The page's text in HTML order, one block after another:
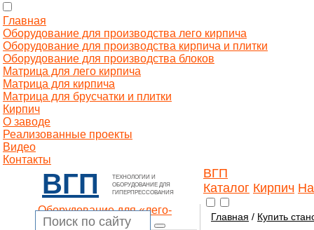
Главная
Оборудование для производства лего кирпича
Оборудование для производства кирпича и плитки
Оборудование для производства блоков
Матрица для лего кирпича
Матрица для кирпича
Матрица для брусчатки и плитки
Кирпич
О заводе
Реализованные проекты
Видео
Контакты
ВГП
ТЕХНОЛОГИИ И
ОБОРУДОВАНИЕ ДЛЯ
ГИПЕРПРЕССОВАНИЯ
ВГП
Каталог Кирпич
Оборудование для «лего-
кирпича»
Главная / Купить